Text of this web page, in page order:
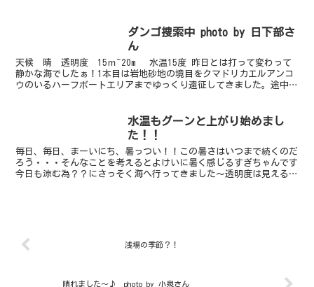
ダンゴ捜索中 photo by 日下部さ
ん
天候 晴 透明度 15ｍ~20m 水温15度 昨日とは打って変わって
静かな海でしたぁ！1本目は岩地砂地の境目をクマドリカエルアンコ
ウのいるハーフボートエリアまでゆっくり遠征してきました。途中、
水温もグーンと上がり始めまし
た！！
毎日、毎日、まーいにち、暑っつい！！この暑さはいつまで続くのだ
ろう・・・そんなことを考えるとよけいに暑く感じるすぎちゃんです
今日も涼む為？？にさっそく海へ行ってきました～透明度は見えると
浅場の季節？！
晴れました～♪ photo by 小泉さん